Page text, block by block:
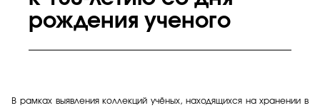
рождения ученого
В рамках выявления коллекций учёных, находящихся на хранении в